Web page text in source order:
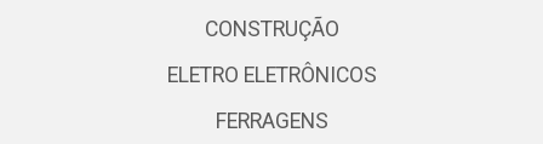
CONSTRUÇÃO
ELETRO ELETRÔNICOS
FERRAGENS